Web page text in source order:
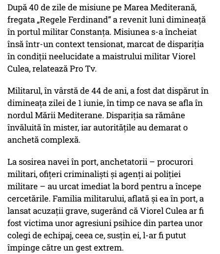
După 40 de zile de misiune pe Marea Mediterană,
fregata „Regele Ferdinand” a revenit luni dimineață
în portul militar Constanța. Misiunea s-a încheiat
însă într-un context tensionat, marcat de dispariția
în condiții neelucidate a maistrului militar Viorel
Culea, relatează Pro Tv.
Militarul, în vârstă de 44 de ani, a fost dat dispărut în
dimineața zilei de 1 iunie, în timp ce nava se afla în
nordul Mării Mediterane. Dispariția sa rămâne
învăluită în mister, iar autoritățile au demarat o
anchetă complexă.
La sosirea navei în port, anchetatorii – procurori
militari, ofițeri criminaliști și agenți ai poliției
militare – au urcat imediat la bord pentru a începe
cercetările. Familia militarului, aflată și ea în port, a
lansat acuzații grave, sugerând că Viorel Culea ar fi
fost victima unor agresiuni psihice din partea unor
colegi de echipaj, ceea ce, susțin ei, l-ar fi putut
împinge către un gest extrem.